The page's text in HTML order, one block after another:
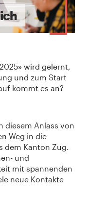
wird gelernt,
und zum Start
kommt es an?
diesem Anlass von
Weg in die
dem Kanton Zug.
und
mit spannenden
neue Kontakte